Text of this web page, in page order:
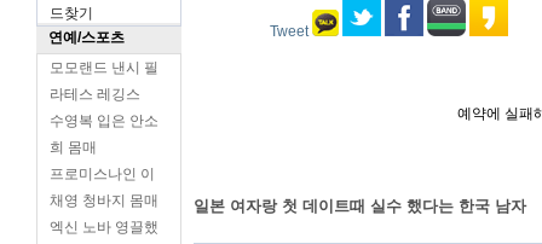
드찾기
연예/스포츠
모모랜드 낸시 필
라테스 레깅스
수영복 입은 안소
희 몸매
프로미스나인 이
채영 청바지 몸매
엑신 노바 영끌했
Tweet
예약에 실패
일본 여자랑 첫 데이트때 실수 했다는 한국 남자